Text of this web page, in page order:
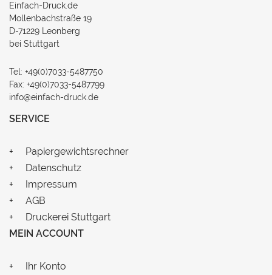
Einfach-Druck.de
Mollenbachstraße 19
D-71229 Leonberg
bei Stuttgart
Tel: +49(0)7033-5487750
Fax: +49(0)7033-5487799
info@einfach-druck.de
SERVICE
Papiergewichtsrechner
Datenschutz
Impressum
AGB
Druckerei Stuttgart
MEIN ACCOUNT
Ihr Konto